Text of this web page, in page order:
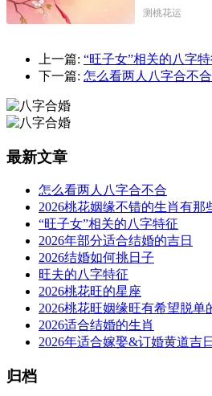
测桃花运
上一篇: “旺子女”相关的八字
下一篇: 怎么看两人八字合不合
最新文章
怎么看两人八字合不合
2026桃花姻缘不错的生肖有那
“旺子女”相关的八字特征
2026年部分适合结婚的吉日
2026结婚如何挑日子
旺夫的八字特征
2026桃花旺的星座
2026桃花旺姻缘旺有希望脱单
2026适合结婚的生肖
2026年适合嫁娶&订婚黄道吉日
归档